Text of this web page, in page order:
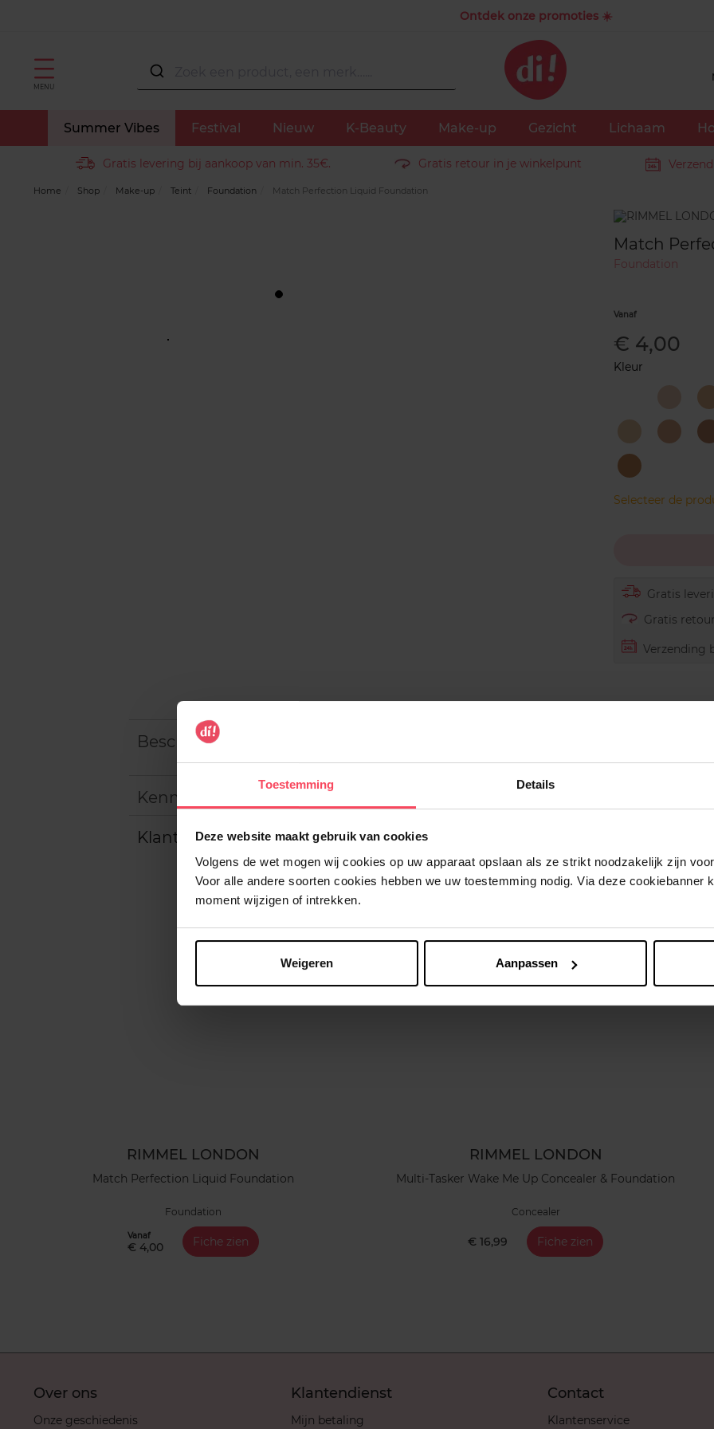
Toestemming Details
Deze website maakt gebruik van cookies
Volgens de wet mogen wij cookies op uw apparaat opslaan als ze strikt noodzakelijk zijn
Voor alle andere soorten cookies hebben we uw toestemming nodig. Via deze cookiebanner
moment wijzigen of intrekken.
Weigeren Aanpassen
Ontdek onze promoties ☀️
MENU
Summer Vibes Festival Nieuw K-Beauty Make-up Gezicht Lichaam
Gratis levering bij aankoop van min. 35€. Gratis retour in je winkelpunt
Home Shop Make-up Teint Foundation Match Perfection Liquid Foundation
Merk
Match
Foundation
Vanaf
€ 4,00
Kleur
PORCELAIN
-
300
Sand
301
-
NOISETTE
501
Selecteer de
Gratis
Gratis
Verzending
Beschrijving
Kenmerken
Klantereview
Nog iets vergeten ?
RIMMEL LONDON
Match Perfection Liquid Foundation
Foundation
Vanaf
€ 4,00 Fiche zien
RIMMEL LONDON
Multi-Tasker Wake Me Up Concealer & Foundation
Concealer
€ 16,99 Fiche zien
Over ons
Onze geschiedenis
Klantendienst
Mijn betaling
Contact
Klantenservice